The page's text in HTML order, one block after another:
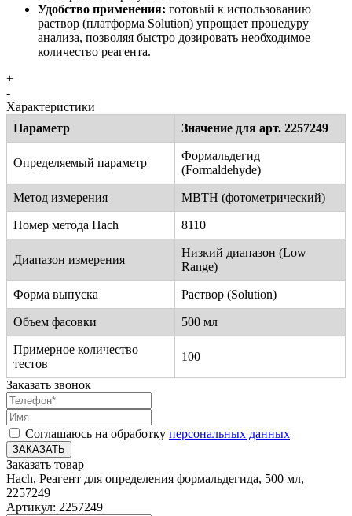
Удобство применения: готовый к использованию
раствор (платформа Solution) упрощает процедуру
анализа, позволяя быстро дозировать необходимое
количество реагента.
+
-
Характеристики
Параметр
Значение для арт. 2257249
Определяемый параметр
Формальдегид
(Formaldehyde)
Метод измерения MBTH (фотометрический)
Номер метода Hach 8110
Диапазон измерения
Низкий диапазон (Low
Range)
Форма выпуска Раствор (Solution)
Объем фасовки 500 мл
Примерное количество
тестов
100
Заказать звонок
Соглашаюсь на обработку персональных данных
ЗАКАЗАТЬ
Заказать товар
Hach, Реагент для определения формальдегида, 500 мл,
2257249
Артикул: 2257249